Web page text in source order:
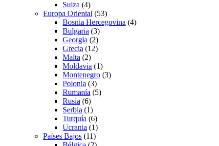
Suiza (4)
Europa Oriental (53)
Bosnia Hercegovina (4)
Bulgaria (3)
Georgia (2)
Grecia (12)
Malta (2)
Moldavia (1)
Montenegro (3)
Polonia (3)
Rumanía (5)
Rusia (6)
Serbia (1)
Turquía (6)
Ucrania (1)
Países Bajos (11)